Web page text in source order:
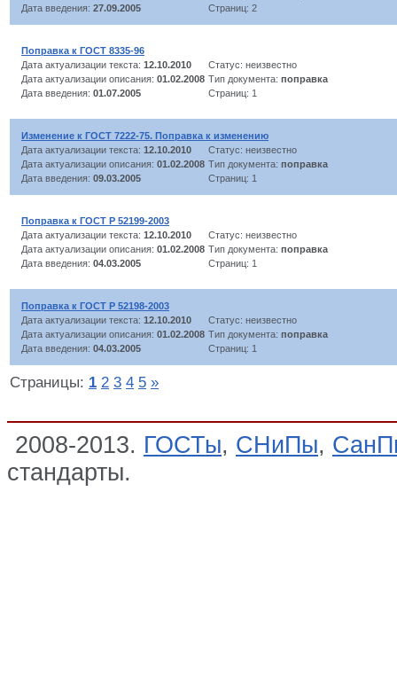
Дата введения: 27.09.2005 Страниц: 2
Поправка к ГОСТ 8335-96
Дата актуализации текста: 12.10.2010
Статус: неизвестно
Дата актуализации описания: 01.02.2008 Тип документа: поправка
Дата введения: 01.07.2005 Страниц: 1
Изменение к ГОСТ 7222-75. Поправка к изменению
Дата актуализации текста: 12.10.2010
Статус: неизвестно
Дата актуализации описания: 01.02.2008 Тип документа: поправка
Дата введения: 09.03.2005 Страниц: 1
Поправка к ГОСТ Р 52199-2003
Дата актуализации текста: 12.10.2010
Статус: неизвестно
Дата актуализации описания: 01.02.2008 Тип документа: поправка
Дата введения: 04.03.2005 Страниц: 1
Поправка к ГОСТ Р 52198-2003
Дата актуализации текста: 12.10.2010
Статус: неизвестно
Дата актуализации описания: 01.02.2008 Тип документа: поправка
Дата введения: 04.03.2005 Страниц: 1
Страницы: 1 2 3 4 5 »
2008-2013. ГОСТы, СНиПы,
стандарты.